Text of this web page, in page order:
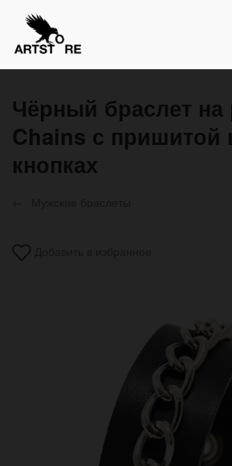
Чёрный браслет на
Chains с пришитой
кнопках